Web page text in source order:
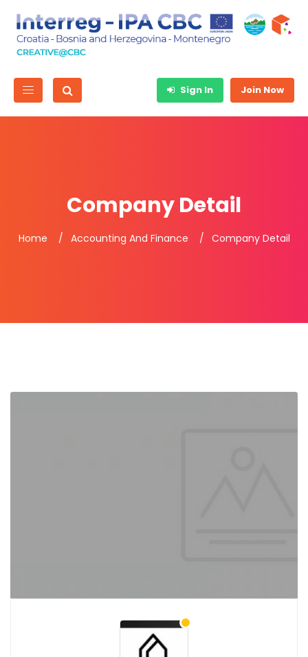
Sign In Join Now
Company Detail
Home Accounting And Finance Company Detail